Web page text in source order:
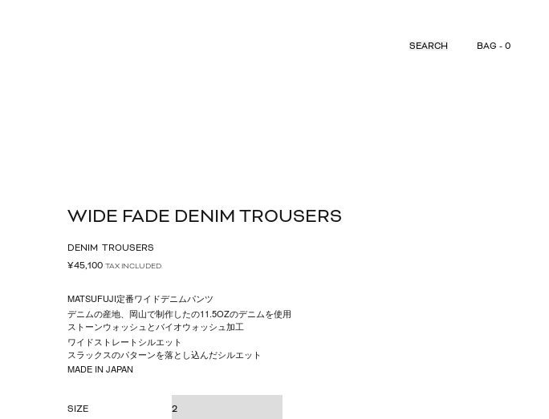
SEARCH BAG - 0
WIDE FADE DENIM TROUSERS
DENIM TROUSERS
¥45,100 TAX INCLUDED.
MATSUFUJI定番ワイドデニムパンツ
デニムの産地、岡山で制作したの11.5OZのデニムを使用
ストーンウォッシュとバイオウォッシュ加工
ワイドストレートシルエット
スラックスのパターンを落とし込んだシルエット
MADE IN JAPAN
SIZE